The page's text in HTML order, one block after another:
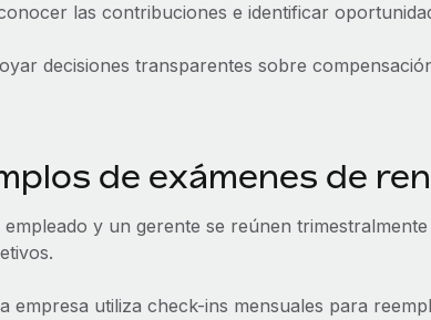
las contribuciones e identificar
decisiones transparentes sobre
de exámenes de
empleado y un gerente se reúnen
empresa utiliza check-ins mensuales para